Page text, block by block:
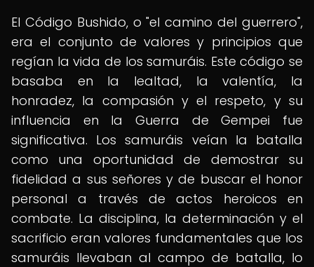
El Código Bushido, o "el camino del guerrero",
era el conjunto de valores y principios que
regían la vida de los samuráis. Este código se
basaba en la lealtad, la valentía, la
honradez, la compasión y el respeto, y su
influencia en la Guerra de Gempei fue
significativa. Los samuráis veían la batalla
como una oportunidad de demostrar su
fidelidad a sus señores y de buscar el honor
personal a través de actos heroicos en
combate. La disciplina, la determinación y el
sacrificio eran valores fundamentales que los
samuráis llevaban al campo de batalla, lo